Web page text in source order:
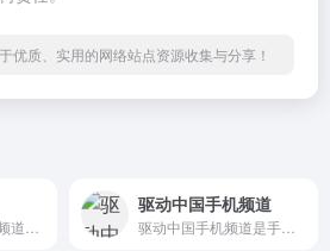
优质、实用的网络站点资源收集与分享！
驱动中国手机频道